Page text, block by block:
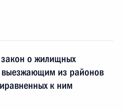
о жилищных
выезжающим из районов
к ним